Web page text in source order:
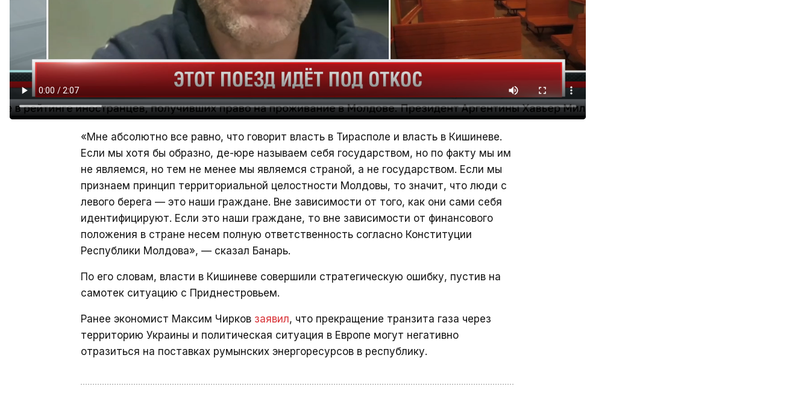
«Мне абсолютно все равно, что говорит власть в Тирасполе и власть в Кишиневе.
Если мы хотя бы образно, де-юре называем себя государством, но по факту мы им
не являемся, но тем не менее мы являемся страной, а не государством. Если мы
признаем принцип территориальной целостности Молдовы, то значит, что люди с
левого берега — это наши граждане. Вне зависимости от того, как они сами себя
идентифицируют. Если это наши граждане, то вне зависимости от финансового
положения в стране несем полную ответственность согласно Конституции
Республики Молдова», — сказал Банарь.
По его словам, власти в Кишиневе совершили стратегическую ошибку, пустив на
самотек ситуацию с Приднестровьем.
Ранее экономист Максим Чирков заявил, что прекращение транзита газа через
территорию Украины и политическая ситуация в Европе могут негативно
отразиться на поставках румынских энергоресурсов в республику.